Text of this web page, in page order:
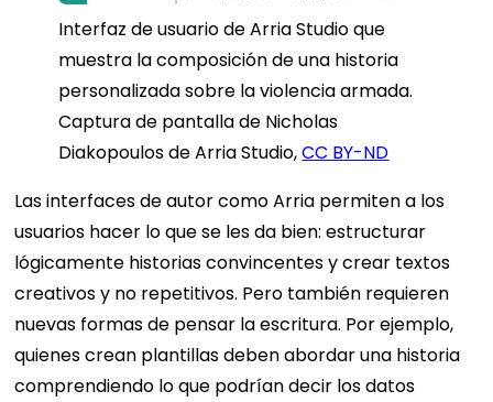
Interfaz de usuario de Arria Studio que
muestra la composición de una historia
personalizada sobre la violencia armada.
Captura de pantalla de Nicholas
Diakopoulos de Arria Studio,CC BY-ND
Las interfaces de autor como Arria permiten a los
usuarios hacer lo que se les da bien: estructurar
lógicamente historias convincentes y crear textos
creativos y no repetitivos. Pero también requieren
nuevas formas de pensar la escritura. Por ejemplo,
quienes crean plantillas deben abordar una historia
comprendiendo lo que podrían decir los datos